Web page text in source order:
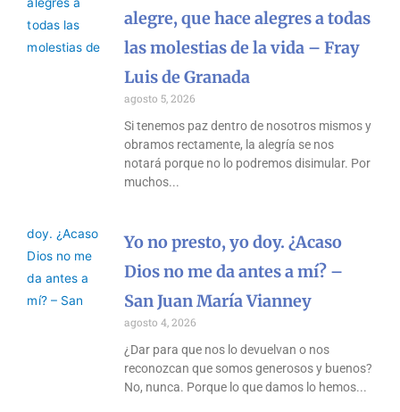
alegre, que hace alegres a todas
las molestias de la vida – Fray
Luis de Granada
agosto 5, 2026
Si tenemos paz dentro de nosotros mismos y
obramos rectamente, la alegría se nos
notará porque no lo podremos disimular. Por
muchos
Yo no presto, yo doy. ¿Acaso
Dios no me da antes a mí? –
San Juan María Vianney
agosto 4, 2026
¿Dar para que nos lo devuelvan o nos
reconozcan que somos generosos y buenos?
No, nunca. Porque lo que damos lo hemos